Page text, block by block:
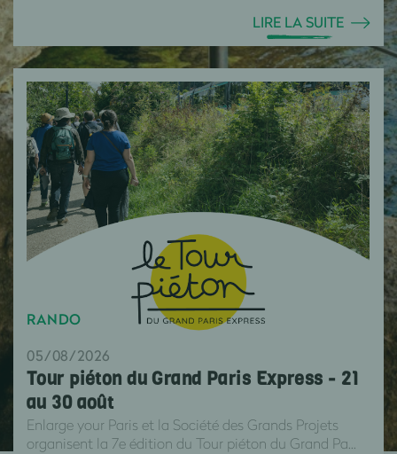
LIRE LA SUITE
RANDO
05/08/2026
Tour piéton du Grand Paris Express - 21
au 30 août
Enlarge your Paris et la Société des Grands Projets
organisent la 7e édition du Tour piéton du Grand Pa...